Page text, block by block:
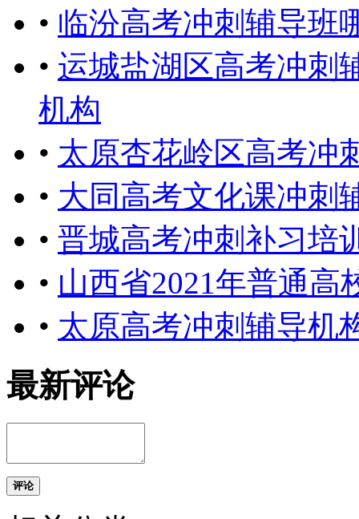
• 临汾高考冲刺辅导班
• 运城盐湖区高考冲刺
机构
• 太原杏花岭区高考冲
• 大同高考文化课冲刺
• 晋城高考冲刺补习培
• 山西省2021年普通高
• 太原高考冲刺辅导机
最新评论
评论